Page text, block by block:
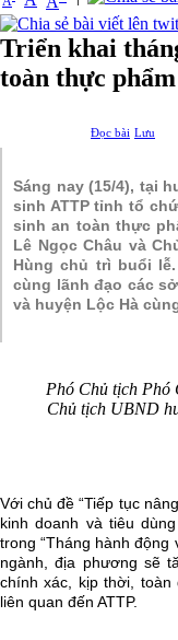
Triển khai
toàn thực phẩm
Đọc bài Lưu
Sáng nay (15/4), tại
sinh ATTP tỉnh tổ
sinh an toàn thực
Lê Ngọc Châu và
Hùng chủ trì buổi
cùng lãnh đạo các
và huyện Lộc Hà
Phó Chủ tịch Phó
Chủ tịch UBND
Với chủ đề “Tiếp tục
kinh doanh và tiêu
trong “Tháng hành động
ngành, địa phương sẽ
chính xác, kịp thời, toàn
liên quan đến ATTP.